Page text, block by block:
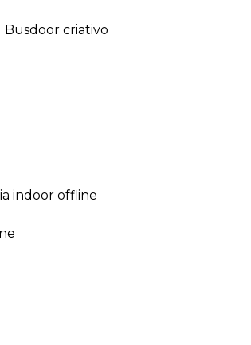
busdoor criativo
indoor offline